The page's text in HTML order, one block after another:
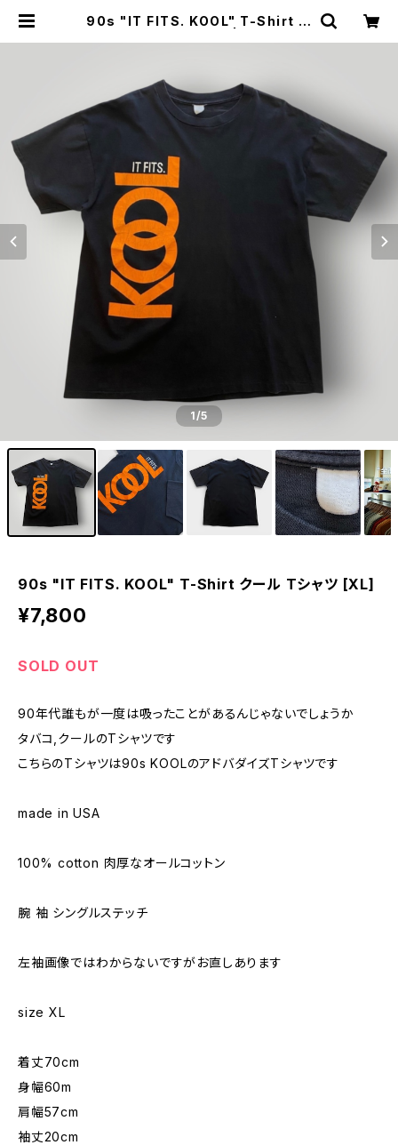
90s "IT FITS. KOOL" T-Shirt ク
1/5
90s "IT FITS. KOOL" T-Shirt クール Tシャツ [XL]
¥7,800
SOLD OUT
90年代誰もが一度は吸ったことがあるんじゃないでしょうか
タバコ,クールのTシャツです
こちらのTシャツは90s KOOLのアドバダイズTシャツです
made in USA
100% cotton 肉厚なオールコットン
腕 袖 シングルステッチ
左袖画像ではわからないですがお直しあります
size XL
着丈70cm
身幅60m
肩幅57cm
袖丈20cm